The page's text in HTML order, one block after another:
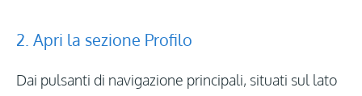
2. Apri la sezione Profilo
Dai pulsanti di navigazione principali, situati sul lato